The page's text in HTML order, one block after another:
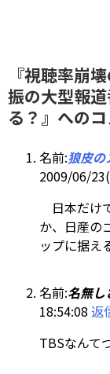
『視聴率崩
振の大型報
る？』への
名前:狼皮の
2009/06/
日本だけ
か、日産の
ップに据え
名前:名無し
18:54:08 返
TBSなんて